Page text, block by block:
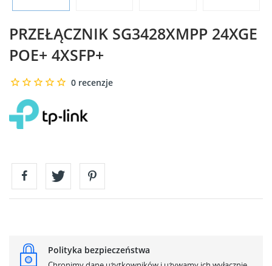
PRZEŁĄCZNIK SG3428XMPP 24XGE
POE+ 4XSFP+
0 recenzje
Polityka bezpieczeństwa